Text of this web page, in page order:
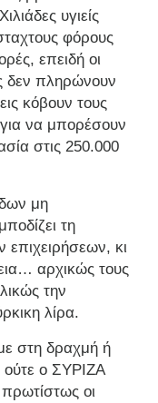
υγιείς
φόρους
επειδή οι
δεν πληρώνουν
κόβουν τους
να μπορέσουν
στις 250.000
μη
τη
επιχειρήσεων, κι
αρχικώς τους
την
λίρα.
στη δραχμή ή
ούτε ο ΣΥΡΙΖΑ
οι